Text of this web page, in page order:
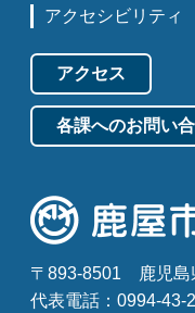
アクセシビリティ
アクセス
各課へのお問い
〒893-8501
鹿児
代表電話：0994-43-